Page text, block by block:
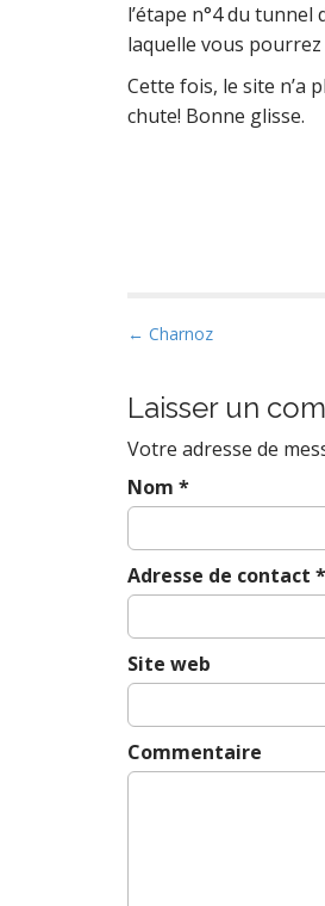
l’étape n°4 du
laquelle vous pourrez
Cette fois, le site n’a
chute! Bonne glisse.
P
s
t
n
a
v
i
g
t
i
n
← Charnoz
Laisser un
Votre adresse de
Nom *
Adresse de contact *
Site web
Commentaire